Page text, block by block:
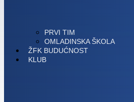
PRVI TIM
OMLADINSKA ŠKOLA
ŽFK BUDUĆNOST
KLUB